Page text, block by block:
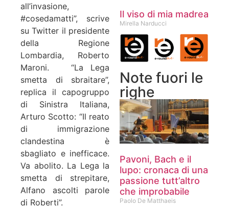
all’invasione,
#cosedamatti”, scrive
su Twitter il presidente
della Regione
Lombardia, Roberto
Maroni.
“La Lega
smetta di sbraitare”,
replica il capogruppo
di Sinistra Italiana,
Arturo Scotto: “Il reato
di immigrazione
clandestina è
sbagliato e inefficace.
Va abolito. La Lega la
smetta di strepitare,
Alfano ascolti parole
di Roberti”.
Il viso di mia madrea
Mirella Narducci
Note fuori le
righe
Pavoni, Bach e il
lupo: cronaca di una
passione tutt’altro
che improbabile
Paolo De Matthaeis